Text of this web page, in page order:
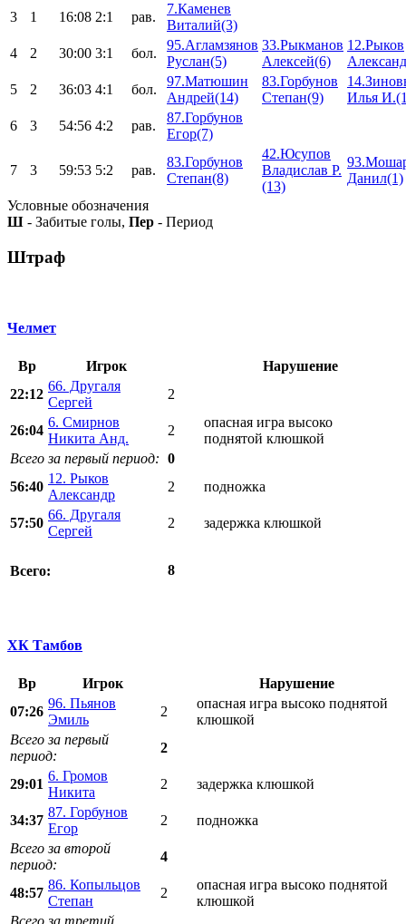
3
1 16:08 2:1 рав.
7.Каменев
Виталий(3)
4
2 30:00 3:1 бол.
95.Агламзянов
Руслан(5)
33.Рыкманов
Алексей(6)
12.Рыков
5
2 36:03 4:1 бол.
97.Матюшин
Андрей(14)
83.Горбунов
Степан(9)
Илья
6
3 54:56 4:2 рав.
87.Горбунов
Егор(7)
7 3 59:53 5:2 рав.
83.Горбунов
Степан(8)
42.Юсупов
Владислав Р.
(13)
Данил(1)
Условные обозначения
Ш - Забитые голы, Пер - Период
Штраф
Челмет
Вр Игрок
Нарушение
22:12
66. Другаля
Сергей
2
26:04
6. Смирнов
Никита Анд.
2
опасная игра высоко
поднятой клюшкой
Всего за первый период: 0
56:40
12. Рыков
Александр
2 подножка
57:50
66. Другаля
Сергей
2 задержка клюшкой
Всего: 8
ХК Тамбов
Вр Игрок
Нарушение
07:26
96. Пьянов
Эмиль
2
опасная игра высоко поднятой
клюшкой
Всего за первый
период:
2
29:01
6. Громов
Никита
2 задержка клюшкой
34:37
87. Горбунов
Егор
2
подножка
Всего за второй
период:
4
48:57
86. Копыльцов
Степан
2
опасная игра высоко поднятой
клюшкой
Всего за третий